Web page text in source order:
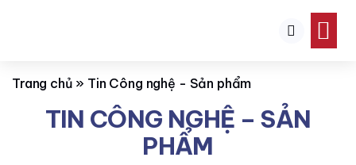
Trang chủ » Tin Công nghệ - Sản phẩm
TIN CÔNG NGHỆ – SẢN
PHẨM